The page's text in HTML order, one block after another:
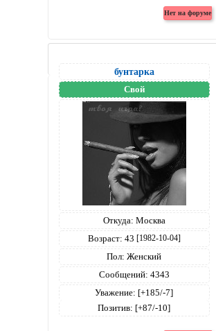
бунтарка
Свой
Откуда: Москва
Возраст: 43 [1982-10-04]
Пол: Женский
Сообщений: 4343
Уважение: [+185/-7]
Позитив: [+87/-10]